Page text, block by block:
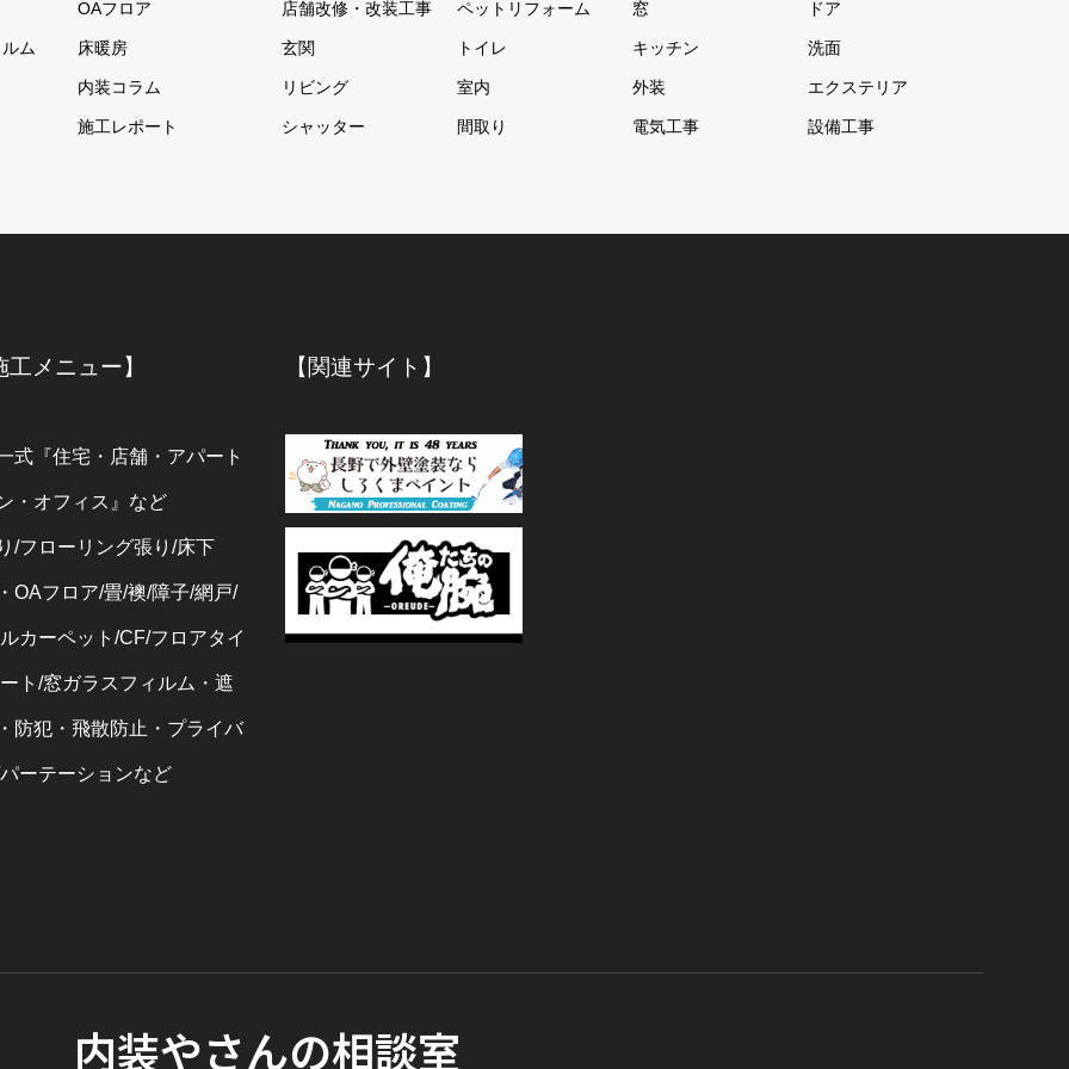
OAフロア
ム 床暖房
内装コラム
施工レポート
店舗改修・改装工事 ペットリフォーム 窓 ドア
玄関 トイレ キッチン 洗面
リビング 室内 外装 エクステリア
シャッター 間取り 電気工事 設備工事
メニュー】
式『住宅・店舗・アパート
・オフィス』など
/フローリング張り/床下
OAフロア/畳/襖/障子/網戸/
カーペット/CF/フロアタイ
ト/窓ガラスフィルム・遮
防犯・飛散防止・プライバ
ーテーションなど
【関連サイト】
内装やさんの相談室